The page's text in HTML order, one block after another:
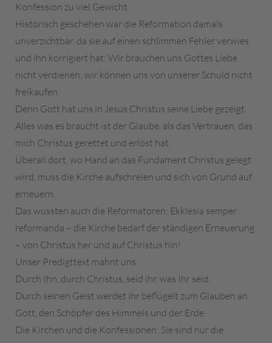
Konfession zu viel Gewicht.
Historisch geschehen war die Reformation damals
unverzichtbar, da sie auf einen schlimmen Fehler verwies
und ihn korrigiert hat: Wir brauchen uns Gottes Liebe
nicht verdienen; wir können uns von unserer Schuld nicht
freikaufen.
Denn Gott hat uns in Jesus Christus seine Liebe gezeigt.
Alles was es braucht ist der Glaube, als das Vertrauen, das
mich Christus gerettet und erlöst hat.
Überall dort, wo Hand an das Fundament Christus gelegt
wird, muss die Kirche aufschreien und sich von Grund auf
erneuern.
Das wussten auch die Reformatoren: Ekklesia semper
reformanda – die Kirche bedarf der ständigen Erneuerung
– von Christus her und auf Christus hin!
Unser Predigttext mahnt uns:
Durch Ihn, durch Christus, seid ihr, was Ihr seid.
Durch seinen Geist werdet ihr beflügelt zum Glauben an
Gott, den Schöpfer des Himmels und der Erde.
Die Kirchen und die Konfessionen: Sie sind nur die